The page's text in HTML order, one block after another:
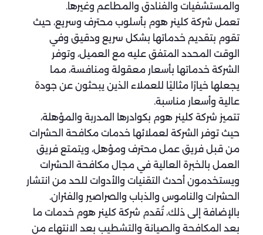
والمستشفيات والفنادق والمطاعم وغيرها.
تعمل شركة كلينر هوم بأسلوب محترف وسريع، حيث
تقوم بتقديم خدماتها بشكل سريع ودقيق وفي
الوقت المحدد المتفق عليه مع العميل، وتوفر
الشركة خدماتها بأسعار معقولة ومنافسة، مما
يجعلها خيارًا مثاليًا للعملاء الذين يبحثون عن جودة
عالية وأسعار مناسبة.
تتميز شركة كلينر هوم بكوادرها المدربة والمؤهلة،
حيث توفر الشركة لعملائها خدمات مكافحة الحشرات
من قبل فريق عمل محترف ومؤهل، ويتمتع فريق
العمل بالخبرة العالية في مجال مكافحة الحشرات
ويستخدمون أحدث التقنيات والأدوات للحد من انتشار
الحشرات والناموس والذباب والصراصير والفئران.
بالإضافة إلى ذلك، تُقدم شركة كلينر هوم خدمات ما
بعد المكافحة والصيانة والتشطيب بعد الانتهاء من